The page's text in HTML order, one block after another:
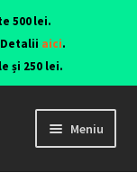
500 lei.
aici.
și 250 lei.
Meniu